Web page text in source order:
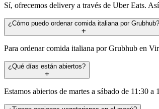
Sí, ofrecemos delivery a través de Uber Eats.
¿Cómo puedo ordenar comida italiana por Grubhub?
Para ordenar comida italiana por Grubhub en
¿Qué días están abiertos?
Estamos abiertos de martes a sábado de 11:30